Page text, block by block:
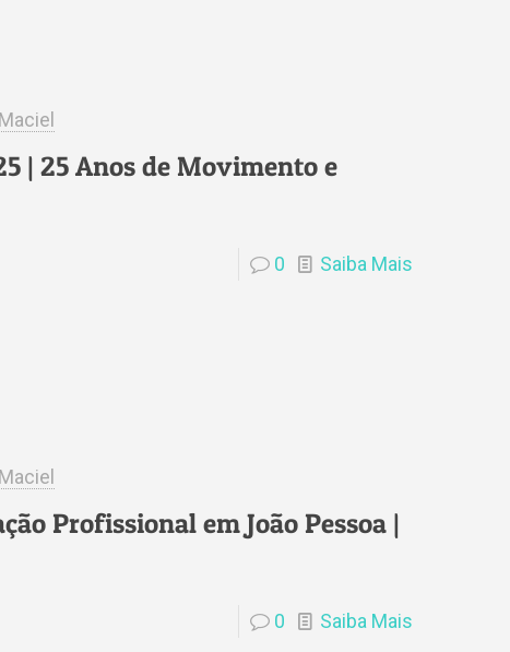
| 25 Anos de Movimento e
0 Saiba Mais
Profissional em João Pessoa |
0 Saiba Mais